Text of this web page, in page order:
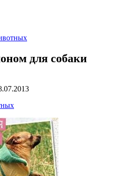
для собаки